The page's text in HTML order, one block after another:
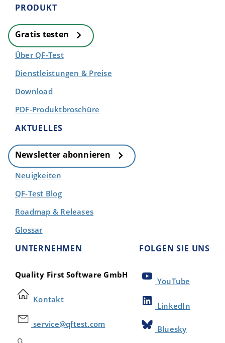
PRODUKT
Gratis testen
Über QF-Test
Dienstleistungen & Preise
Download
PDF-Produktbroschüre
AKTUELLES
Newsletter abonnieren
Neuigkeiten
QF-Test Blog
Roadmap & Releases
Glossar
UNTERNEHMEN
Quality First Software GmbH
Kontakt
service@qftest.com
FOLGEN SIE UNS
YouTube
LinkedIn
Bluesky